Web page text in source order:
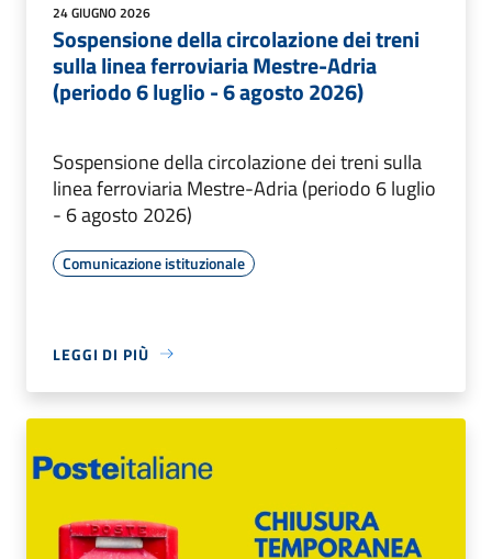
24 GIUGNO 2026
Sospensione della circolazione dei treni
sulla linea ferroviaria Mestre-Adria
(periodo 6 luglio - 6 agosto 2026)
Sospensione della circolazione dei treni sulla
linea ferroviaria Mestre-Adria (periodo 6 luglio
- 6 agosto 2026)
Comunicazione istituzionale
LEGGI DI PIÙ